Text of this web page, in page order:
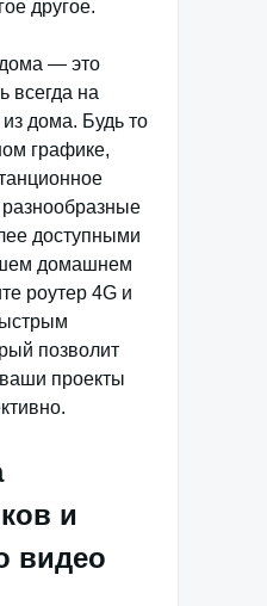
другое.
— это
всегда на
дома. Будь то
графике,
доступными
домашнем
роутер 4G и
позволит
проекты
и
видео